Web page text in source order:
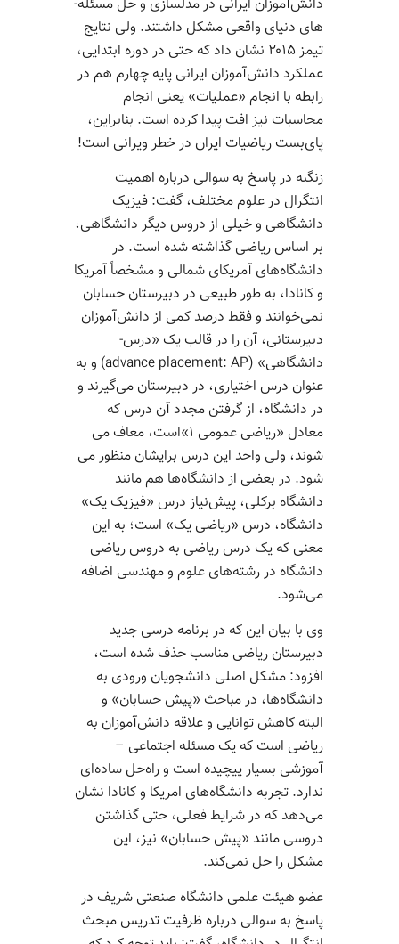
دانش‌­آموزان ایرانی در مدل­سازی و حل مسئله‌­
های دنیای واقعی مشکل داشتند. ولی نتایج
تیمز ۲۰۱۵ نشان داد که حتی در دوره ابتدایی،
عملکرد دانش‌­آموزان ایرانی پایه چهارم هم در
رابطه با انجام «عملیات» یعنی انجام
محاسبات نیز افت پیدا کرده است. بنابراین،
پای‌­بست ریاضیات ایران در خطر ویرانی است!
زنگنه در پاسخ به سوالی درباره اهمیت
انتگرال در علوم مختلف، گفت: فیزیک
دانشگاهی و خیلی از دروس دیگر دانشگاهی،
بر اساس ریاضی گذاشته شده است. در
دانشگاه‌­های آمریکای شمالی و مشخصاً آمریکا
و کانادا، به طور طبیعی در دبیرستان حسابان
نمی­‌خوانند و فقط درصد کمی از دانش‌­آموزان
دبیرستانی، آن را در قالب یک «درس­
دانشگاهی» (advance placement: AP) و به
عنوان درس اختیاری، در دبیرستان می‌­گیرند و
در دانشگاه، از گرفتن مجدد آن درس که
معادل «ریاضی عمومی ۱»است، معاف می­‌
شوند، ولی واحد این درس برایشان منظور می­‌
شود. در بعضی از دانشگاه‌­­ها هم مانند
دانشگاه برکلی، پیش‌­نیاز درس «فیزیک یک»
دانشگاه، درس «ریاضی یک» است؛ به این
معنی که یک درس ریاضی به دروس ریاضی
دانشگاه در رشته‌­های علوم و مهندسی اضافه
می­‌شود.
وی با بیان این که در برنامه درسی جدید
دبیرستان ریاضی مناسب حذف شده است،
افزود: مشکل اصلی دانشجویان ورودی به
دانشگاه­‌ها، در مباحث «پیش ­حسابان» و
البته کاهش توانایی و علاقه دانش‌­آموزان به
ریاضی است که یک مسئله اجتماعی –
آموزشی بسیار پیچیده است و راه‌حل ساده‌­ای
ندارد. تجربه دانشگاه­‌های امریکا و کانادا نشان
می‌دهد که در شرایط فعلی، حتی گذاشتن
دروسی مانند «پیش حسابان» نیز، این
مشکل را حل نمی‌­کند.
عضو هیئت‌ علمی دانشگاه صنعتی شریف در
پاسخ به سوالی درباره ظرفیت تدریس مبحث